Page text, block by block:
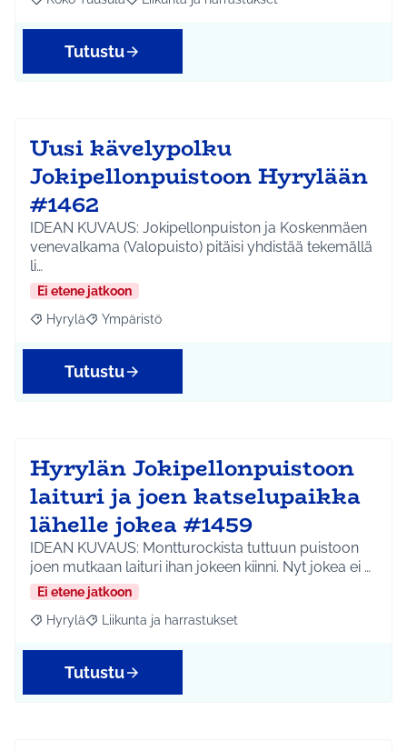
Rajaa tulokset aihepiirin mukaan: Koko Tuusula
Rajaa tulokset teeman mukaan: Liikunta ja
Tutustu
Uusi kävelypolku
Jokipellonpuistoon Hyrylään
#1462
IDEAN KUVAUS: Jokipellonpuiston ja Koskenmäen
venevalkama (Valopuisto) pitäisi yhdistää tekemällä
li…
Ei etene jatkoon
Rajaa tulokset aihepiirin mukaan: Hyrylä
Hyrylä Rajaa tulokset teeman mukaan: Ympäristö
Ympäristö
Tutustu
Hyrylän Jokipellonpuistoon
laituri ja joen katselupaikka
lähelle jokea #1459
IDEAN KUVAUS: Montturockista tuttuun puistoon
joen mutkaan laituri ihan jokeen kiinni. Nyt jokea ei …
Ei etene jatkoon
Rajaa tulokset aihepiirin mukaan: Hyrylä
Hyrylä Rajaa tulokset teeman mukaan: Liikunta ja
Liikunta ja harrastukset
Tutustu